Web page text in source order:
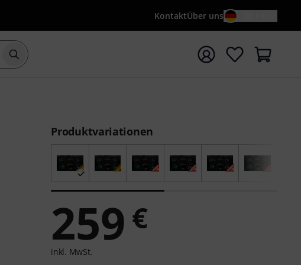
KontaktÜber uns
Suche mit Suchwort {searchTerm} starten
Produktvariationen
259 €
inkl. MwSt.